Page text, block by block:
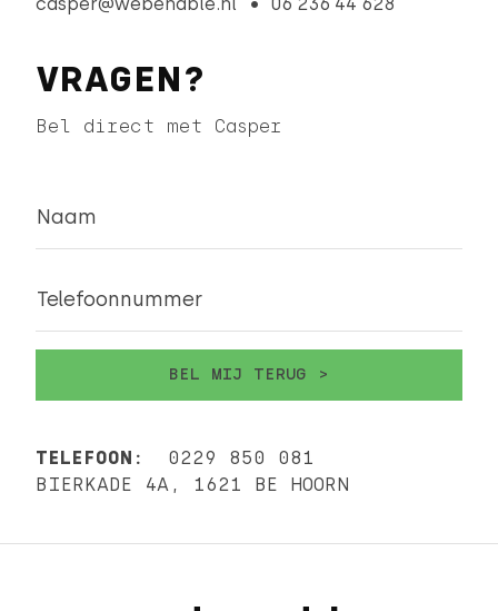
VRAGEN?
Bel direct met Casper
Naam
Telefoonnummer
TELEFOON:
0229 850 081
BIERKADE 4A, 1621 BE HOORN